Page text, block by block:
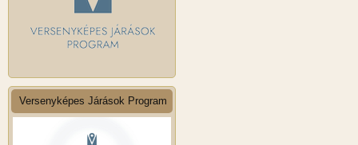
Versenyképes Járások Program